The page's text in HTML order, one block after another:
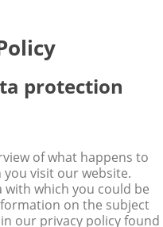
protection
of what happens to
visit our website.
which you could be
on the subject
our privacy policy found